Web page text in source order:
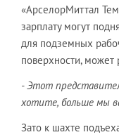
«АрселорМиттал
зарплату могут
для подземных
поверхности, может
- Этот
хотите, больше мы
Зато к шахте